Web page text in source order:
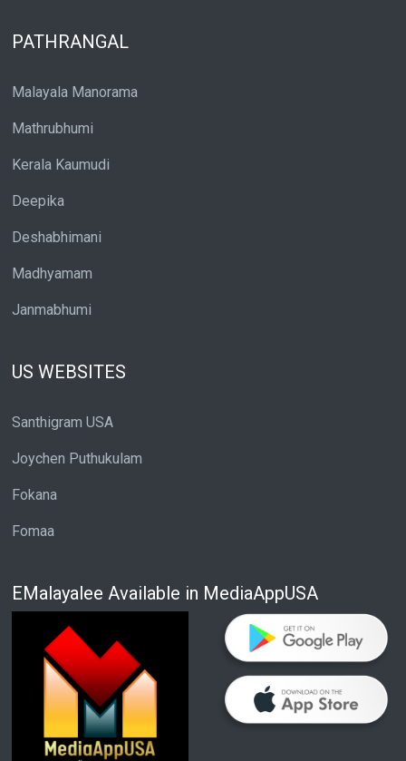
PATHRANGAL
Malayala Manorama
Mathrubhumi
Kerala Kaumudi
Deepika
Deshabhimani
Madhyamam
Janmabhumi
US WEBSITES
Santhigram USA
Joychen Puthukulam
Fokana
Fomaa
EMalayalee Available in MediaAppUSA